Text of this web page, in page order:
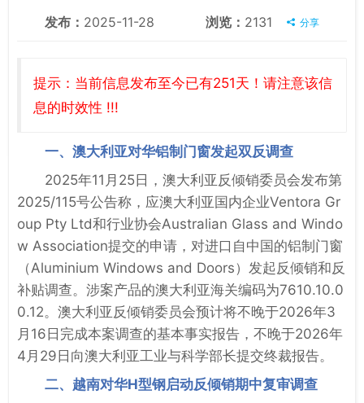
发布： 2025-11-28 浏览： 2131 分享
提示：当前信息发布至今已有251天！请注意该信
息的时效性 !!!
一、澳大利亚对华铝制门窗发起双反调查
2025年11月25日，澳大利亚反倾销委员会发布第
2025/115号公告称，应澳大利亚国内企业Ventora Gr
oup Pty Ltd和行业协会Australian Glass and Windo
w Association提交的申请，对进口自中国的铝制门窗
（Aluminium Windows and Doors）发起反倾销和反
补贴调查。涉案产品的澳大利亚海关编码为7610.10.0
0.12。澳大利亚反倾销委员会预计将不晚于2026年3
月16日完成本案调查的基本事实报告，不晚于2026年
4月29日向澳大利亚工业与科学部长提交终裁报告。
二、越南对华H型钢启动反倾销期中复审调查